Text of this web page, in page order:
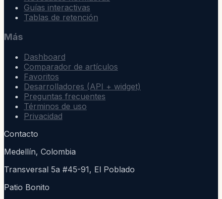
Guías interactivas
Tablas de retención
Más
Dashboard
Comparador de artículos
Favoritos
Desarrolladores (API + widget)
Preguntas frecuentes
Términos de uso
Privacidad
Contacto
Medellín, Colombia
Transversal 5a #45-91, El Poblado
Patio Bonito